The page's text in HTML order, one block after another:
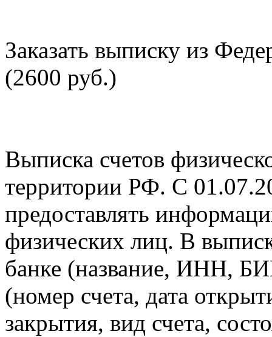
Заказать выписку из
(2600 руб.)
Выписка счетов
территории РФ. С
предоставлять
физических лиц. В
банке (название, ИНН,
(номер счета, дата
закрытия, вид счета,